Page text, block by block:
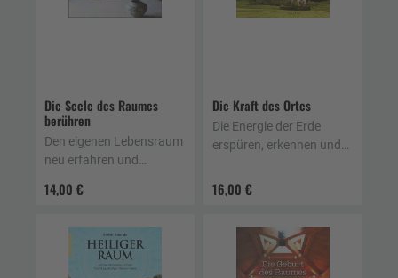
Die Seele des Raumes
berühren
14,00 €
Den eigenen Lebensraum
neu erfahren und
energetisieren
Die Kraft des Ortes
16,00 €
Die Energie der Erde
erspüren, erkennen und